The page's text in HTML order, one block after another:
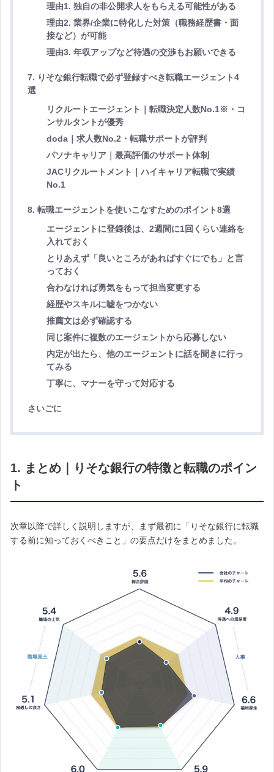
理由1. 独自の非公開求人をもらえる可能性がある
理由2. 業界/企業に特化した対策（職務経歴書・面
接など）が可能
理由3. 年収アップなど待遇の交渉もお願いできる
7. りそな銀行転職で必ず登録すべき転職エージェント4
選
リクルートエージェント｜転職決定人数No.1※・コ
ンサルタントが優秀
doda｜求人数No.2・転職サポートが評判
パソナキャリア｜最高評価のサポート体制
JACリクルートメント｜ハイキャリア転職で実績
No.1
8. 転職エージェントを使いこなすためのポイント8選
エージェントに登録後は、2週間に1回くらい連絡を
入れておく
とりあえず「良いところがあればすぐにでも」と言
っておく
合わなければ勇気をもって担当変更する
経歴やスキルに嘘をつかない
推薦文は必ず確認する
同じ案件に複数のエージェントから応募しない
内定が出たら、他のエージェントに話を聞きに行っ
てみる
丁寧に、マナーを守って対応する
さいごに
1. まとめ｜りそな銀行の特徴と転職のポイン
ト
次章以降で詳しく説明しますが、まず最初に「りそな銀行に転職
する前に知っておくべきこと」の要点だけをまとめました。